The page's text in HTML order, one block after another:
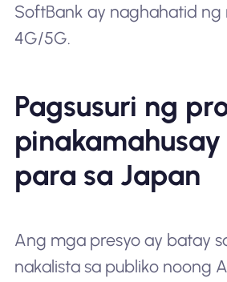
SoftBank ay naghahatid ng
4G/5G.
Pagsusuri ng
para sa Japan
Ang mga presyo ay batay
nakalista sa publiko noong